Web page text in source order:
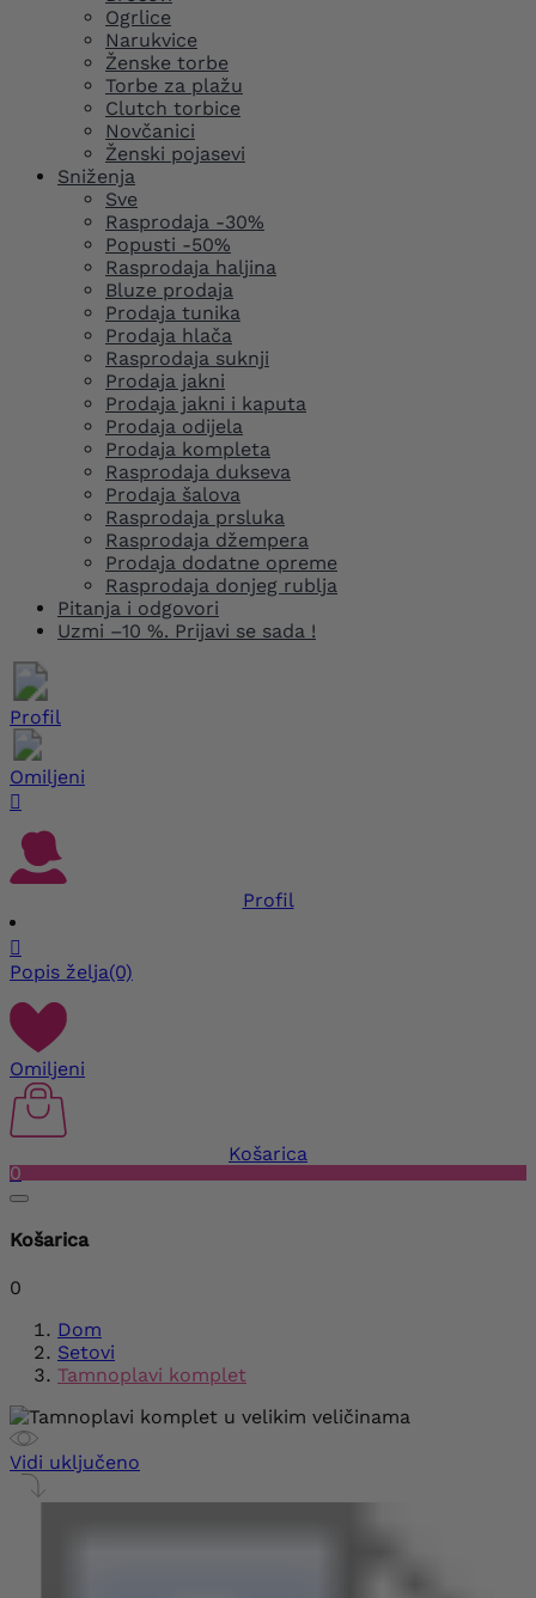
Ogrlice
Narukvice
Ženske torbe
Torbe za plažu
Clutch torbice
Novčanici
Ženski pojasevi
Sniženja
Sve
Rasprodaja -30%
Popusti -50%
Rasprodaja haljina
Bluze prodaja
Prodaja tunika
Prodaja hlača
Rasprodaja suknji
Prodaja jakni
Prodaja jakni i kaputa
Prodaja odijela
Prodaja kompleta
Rasprodaja dukseva
Prodaja šalova
Rasprodaja prsluka
Rasprodaja džempera
Prodaja dodatne opreme
Rasprodaja donjeg rublja
Pitanja i odgovori
Uzmi –10 %. Prijavi se sada !
Profil
Omiljeni

Profil

Popis želja(0)
Omiljeni
Košarica
0
Košarica
0
Dom
Setovi
Tamnoplavi komplet
Vidi uključeno